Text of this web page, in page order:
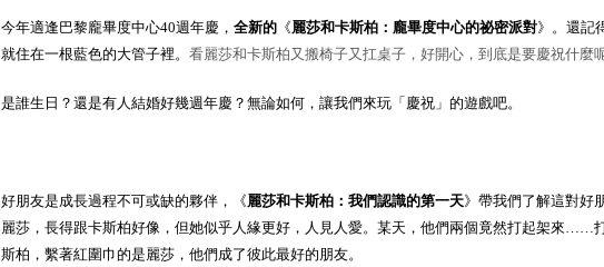
今年適逢巴黎龐畢度中心40週年慶， 全新的 《麗莎和卡斯柏：龐畢度中心的祕密派對》。還記
就住在一根藍色的大管子裡。 看麗莎和卡斯柏又搬椅子又扛桌子，好開心，到底是要慶祝什麼
是誰生日？還是有人結婚好幾週年慶？無論如何，讓我們來玩「慶祝」的遊戲吧。
好朋友是成長過程不可或缺的夥伴，《麗莎和卡斯柏：我們認識的第一天》帶我們了解這對好
麗莎，長得跟卡斯柏好像，但她似乎人緣更好，人見人愛。某天，他們兩個竟然打起架來……
斯柏，繫著紅圍巾的是麗莎，他們成了彼此最好的朋友。